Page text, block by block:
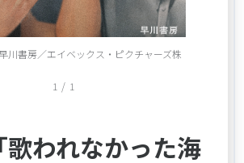
われなかった海
川書房／エイベックス・ピクチャーズ株
1 / 1